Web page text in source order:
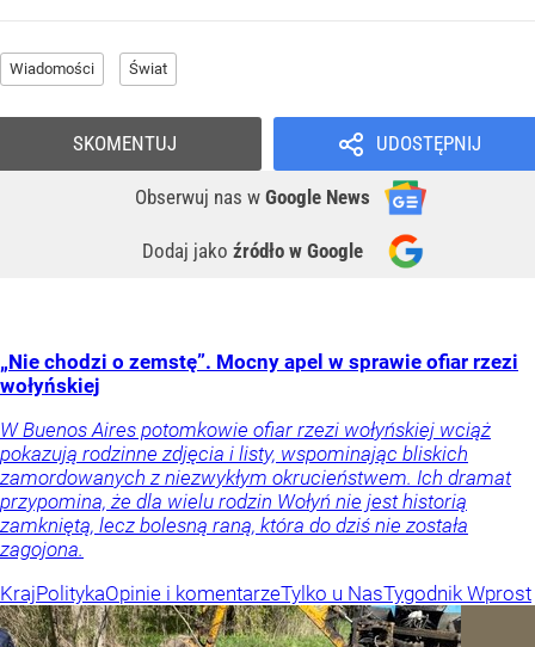
Wiadomości Świat
UDOSTĘPNIJ
Obserwuj nas w Google News
Dodaj jako źródło w Google
SKOMENTUJ
„Nie chodzi o zemstę”. Mocny apel w sprawie ofiar rzezi
wołyńskiej
W Buenos Aires potomkowie ofiar rzezi wołyńskiej wciąż
pokazują rodzinne zdjęcia i listy, wspominając bliskich
zamordowanych z niezwykłym okrucieństwem. Ich dramat
przypomina, że dla wielu rodzin Wołyń nie jest historią
zamkniętą, lecz bolesną raną, która do dziś nie została
zagojona.
KrajPolitykaOpinie i komentarzeTylko u NasTygodnik Wprost